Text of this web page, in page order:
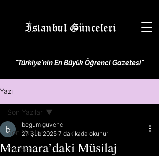
İstanbul Günceleri
"Türkiye'nin En Büyük Öğrenci Gazetesi"
Yazı
Son Yazılar
Gündem
Son Yazılar
Marmara’daki Müsilaj
begum guvenc
27 Şub 2025 7 dakikada okunur